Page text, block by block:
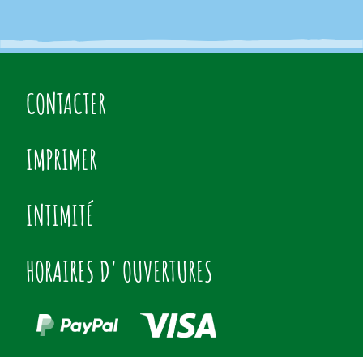
CONTACTER
IMPRIMER
INTIMITÉ
HORAIRES D' OUVERTURES